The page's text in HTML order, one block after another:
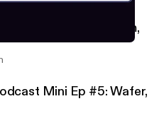
Mini Ep #6: Ham, Lamb, Spam
Mini Ep #6: Ham,
Mini Ep #5: Wafer,